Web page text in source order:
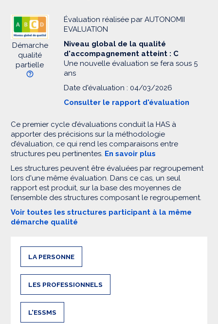
Démarche
qualité
partielle
Évaluation réalisée par AUTONOMII
EVALUATION
Niveau global de la qualité
d'accompagnement atteint : C
Une nouvelle évaluation se fera sous 5
ans
Date d'évaluation : 04/03/2026
Consulter le rapport d'évaluation
Ce premier cycle d’évaluations conduit la HAS à
apporter des précisions sur la méthodologie
d’évaluation, ce qui rend les comparaisons entre
structures peu pertinentes. En savoir plus
Les structures peuvent être évaluées par regroupement
lors d'une même évaluation. Dans ce cas, un seul
rapport est produit, sur la base des moyennes de
l’ensemble des structures composant le regroupement.
Voir toutes les structures participant à la même
démarche qualité
LA PERSONNE
LES PROFESSIONNELS
L'ESSMS